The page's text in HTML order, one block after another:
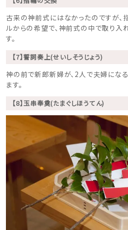
古来の神前式にはなかったのですが、
ルからの希望で、神前式の中で取り入
す。
【7】誓詞奏上(せいしそうじょう)
神の前で新郎新婦が、2人で夫婦にな
ます。
【8】玉串奉奠(たまぐしほうてん)